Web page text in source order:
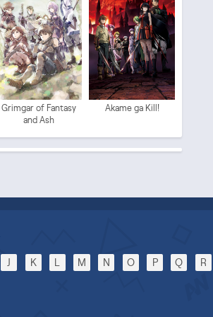
Grimgar of Fantasy
and Ash
Akame ga Kill!
J K L M N O P Q R